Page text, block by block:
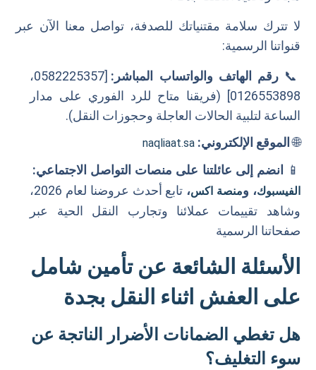
لا تترك سلامة مقتنياتك للصدفة، تواصل معنا الآن عبر
قنواتنا الرسمية:
📞 رقم الهاتف والواتساب المباشر:
[0582225357،
0126553898] (فريقنا متاح للرد الفوري على مدار
الساعة لتلبية الحالات العاجلة وحجوزات النقل).
🌐 الموقع الإلكتروني: naqliaat.sa
📱 انضم إلى عائلتنا على منصات التواصل الاجتماعي:
الفيسبوك، ومنصة اكس،
تابع أحدث عروضنا لعام 2026،
وشاهد تقييمات عملائنا وتجارب النقل الحية عبر
صفحاتنا الرسمية
الأسئلة الشائعة عن تأمين شامل
على العفش اثناء النقل بجدة
هل تغطي الضمانات الأضرار الناتجة عن
سوء التغليف؟